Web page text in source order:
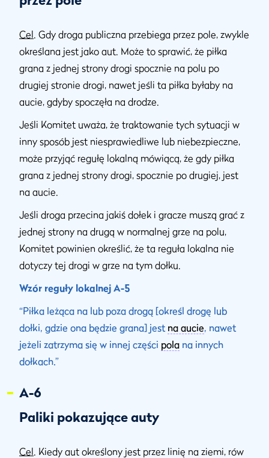
Cel. Gdy droga publiczna przebiega przez pole, zwykle
określana jest jako aut. Może to sprawić, że piłka
grana z jednej strony drogi spocznie na polu po
drugiej stronie drogi, nawet jeśli ta piłka byłaby na
aucie, gdyby spoczęła na drodze.
Jeśli Komitet uważa, że traktowanie tych sytuacji w
inny sposób jest niesprawiedliwe lub niebezpieczne,
może przyjąć regułę lokalną mówiącą, że gdy piłka
grana z jednej strony drogi, spocznie po drugiej, jest
na aucie.
Jeśli droga przecina jakiś dołek i gracze muszą grać z
jednej strony na drugą w normalnej grze na polu,
Komitet powinien określić, że ta reguła lokalna nie
dotyczy tej drogi w grze na tym dołku.
Wzór reguły lokalnej A-5
“Piłka leżąca na lub poza drogą [określ drogę lub
dołki, gdzie ona będzie grana] jest na aucie, nawet
jeżeli zatrzyma się w innej części pola na innych
dołkach.”
A-6
Paliki pokazujące auty
Cel. Kiedy aut określony jest przez linię na ziemi, rów